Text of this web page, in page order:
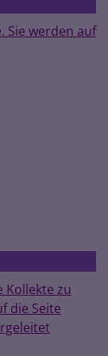
Sie werden auf
Kollekte zu
die Seite